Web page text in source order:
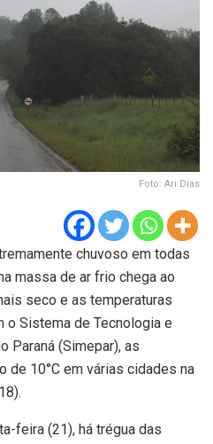
Foto: Ari Dias
chuvoso em todas
massa de ar frio chega ao
seco e as temperaturas
o Sistema de Tecnologia e
Paraná (Simepar), as
de 10°C em várias cidades na
feira (21), há trégua das